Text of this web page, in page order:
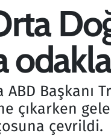
Başkanı
çıkarken
çevrildi.